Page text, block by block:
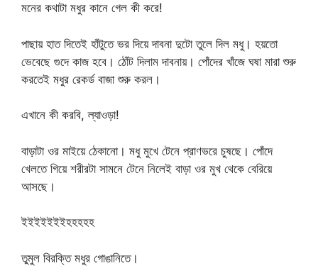
মনের কথাটা মধুর কানে গেল কী করে!
পাছায় হাত দিতেই হাঁটুতে ভর দিয়ে দাবনা দুটো তুলে দিল মধু। হয়তো
ভেবেছে গুদে কাজ হবে। ঠোঁট দিলাম দাবনায়। পোঁদের খাঁজে ঘষা মারা শুরু
করতেই মধুর রেকর্ড বাজা শুরু করল।
এখানে কী করবি, ল্যাওড়া!
বাড়াটা ওর মাইয়ে ঠেকানো। মধু মুখে টেনে প্রাণভরে চুষছে। পোঁদে
খেলতে গিয়ে শরীরটা সামনে টেনে নিলেই বাড়া ওর মুখ থেকে বেরিয়ে
আসছে।
ইইইইইইইহহহহহ
তুমুল বিরক্তি মধুর গোঙানিতে।